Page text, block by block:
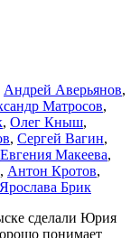
Андрей Аверьянов,
Матросов,
, Олег Кныш,
, Сергей Вагин,
Евгения Макеева,
, Антон Кротов,
Ярослава Брик
сделали Юрия
понимает